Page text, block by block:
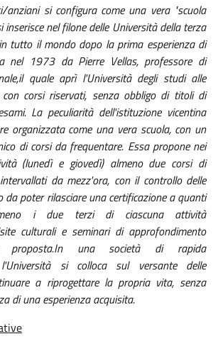
anziani si configura come una vera "scuola
inserisce nel filone delle Università della terza
tutto il mondo dopo la prima esperienza di
nel 1973 da Pierre Vellas, professore di
quale aprì l'Università degli studi alle
con corsi riservati, senza obbligo di titoli di
La peculiarità dell'istituzione vicentina
organizzata come una vera scuola, con un
di corsi da frequentare. Essa propone nei
(lunedì e giovedì) almeno due corsi di
da mezz'ora, con il controllo delle
da poter rilasciare una certificazione a quanti
i due terzi di ciascuna attività
culturali e seminari di approfondimento
proposta.In una società di rapida
l'Università si colloca sul versante delle
a riprogettare la propria vita, senza
di una esperienza acquisita.